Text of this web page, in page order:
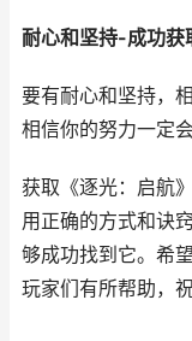
耐心和坚持-成功获
要有耐心和坚持，
相信你的努力一定会
获取《逐光：启航
用正确的方式和诀
够成功找到它。希
玩家们有所帮助，